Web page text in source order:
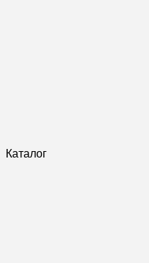
Каталог